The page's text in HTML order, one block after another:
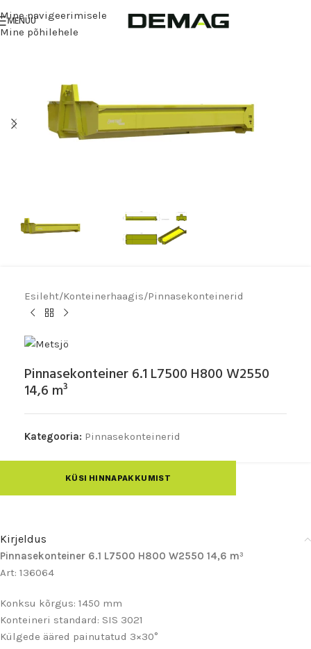
Mine navigeerimisele
Mine põhilehele
MENÜÜ
Esileht/Konteinerhaagis/Pinnasekonteinerid
Pinnasekonteiner 6.1 L7500 H800 W2550
14,6 m³
Kategooria: Pinnasekonteinerid
KÜSI HINNAPAKKUMIST
Kirjeldus
Pinnasekonteiner 6.1 L7500 H800 W2550 14,6 m³
Art: 136064
Konksu kõrgus: 1450 mm
Konteineri standard: SIS 3021
Külgede ääred painutatud 3×30°